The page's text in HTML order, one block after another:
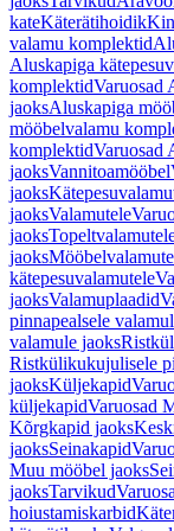
kateKäterätihoidik
valamu komplektid
Aluskapiga
komplektidVaruosad
jaoksAluskapiga
mööbelvalamu
komplektidVaruosad
jaoksVannitoamööbel
jaoks
jaoksValamutele
jaoks
jaoks
kätepesuvalamutele
jaoksValamuplaadid
pinnapealsele
valamule jaoks
Ristkülikukujulisele
jaoksKüljekapid
küljekapidVaruosad
Kõrgkapid jaoks
jaoksSeinakapid
Muu mööbel jaoks
jaoksTarvikud
hoiustamiskarbid